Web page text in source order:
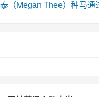
（Megan Thee）种马